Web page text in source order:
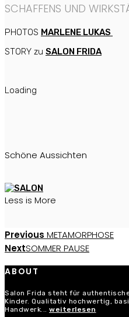
SCHAFFENS UND
PHOTOS MARLENE LUKAS
STORY zu SALON FRIDA
Loading
Schöne Aussichten
Less is More
Previous
Post
Previous METAMORPHOSE
Next
NextSOMMER PAUSE
ABOUT
Salon Frida steht für
Kinder. Qualitativ hochwertig,
Handwerk... weiterlesen